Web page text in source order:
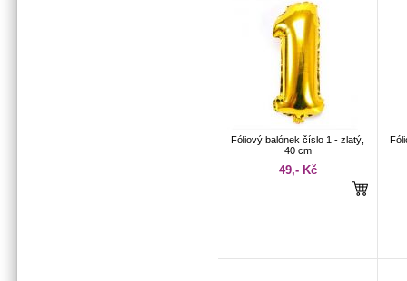
Fóliový balónek číslo 1 - zlatý,
40 cm
49,- Kč